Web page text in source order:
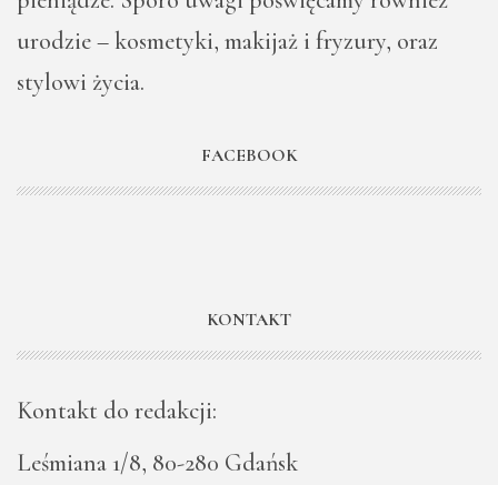
urodzie – kosmetyki, makijaż i fryzury, oraz
stylowi życia.
FACEBOOK
KONTAKT
Kontakt do redakcji:
Leśmiana 1/8, 80-280 Gdańsk